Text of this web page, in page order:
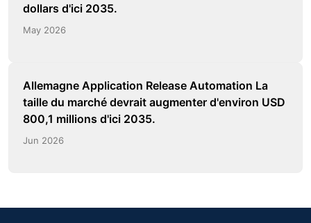
dollars d'ici 2035.
May 2026
Allemagne Application Release Automation La
taille du marché devrait augmenter d'environ USD
800,1 millions d'ici 2035.
Jun 2026